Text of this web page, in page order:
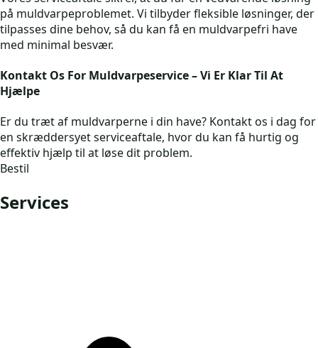
på muldvarpeproblemet. Vi tilbyder fleksible løsninger, der
tilpasses dine behov, så du kan få en muldvarpefri have
med minimal besvær.
Kontakt Os For Muldvarpeservice – Vi Er Klar Til At
Hjælpe
Er du træt af muldvarperne i din have? Kontakt os i dag for
en skræddersyet serviceaftale, hvor du kan få hurtig og
effektiv hjælp til at løse dit problem.
Bestil
Services